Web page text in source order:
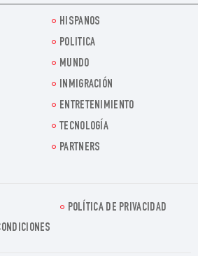
HISPANOS
POLITICA
MUNDO
INMIGRACIÓN
ENTRETENIMIENTO
TECNOLOGÍA
PARTNERS
POLÍTICA DE PRIVACIDAD